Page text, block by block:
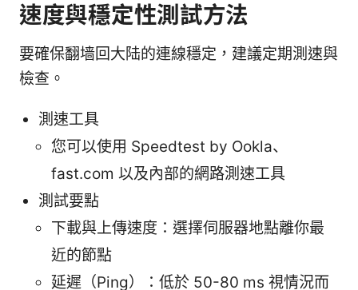
速度與穩定性測試方法
要確保翻墙回大陆的連線穩定，建議定期測速與
檢查。
測速工具
您可以使用 Speedtest by Ookla、
fast.com 以及內部的網路測速工具
測試要點
下載與上傳速度：選擇伺服器地點離你最
近的節點
延遲（Ping）：低於 50-80 ms 視情況而